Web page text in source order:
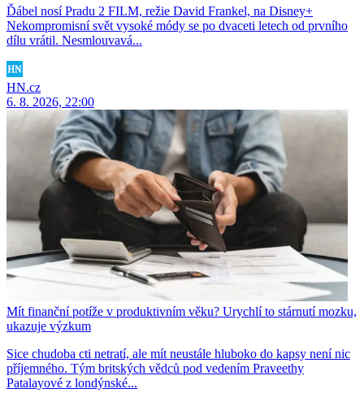
Ďábel nosí Pradu 2 FILM, režie David Frankel, na Disney+
Nekompromisní svět vysoké módy se po dvaceti letech od prvního
dílu vrátil. Nesmlouvavá...
HN.cz
6. 8. 2026, 22:00
Mít finanční potíže v produktivním věku? Urychlí to stárnutí mozku,
ukazuje výzkum
Sice chudoba cti netratí, ale mít neustále hluboko do kapsy není nic
příjemného. Tým britských vědců pod vedením Praveethy
Patalayové z londýnské...